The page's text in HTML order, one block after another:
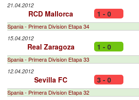
21.04.2012
RCD Mallorca 1 - 0
Spania - Primera Division Etapa 34
15.04.2012
Real Zaragoza 1 - 0
Spania - Primera Division Etapa 33
12.04.2012
Sevilla FC 3 - 0
Spania - Primera Division Etapa 32